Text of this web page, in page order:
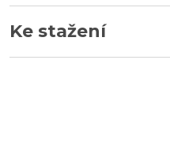
Ke stažení